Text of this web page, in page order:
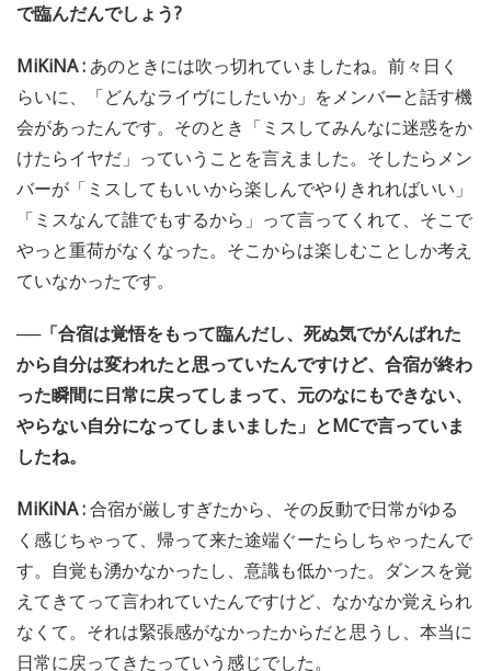
で臨んだんでしょう?
MiKiNA : あのときには吹っ切れていましたね。前々日く
らいに、「どんなライヴにしたいか」をメンバーと話す機
会があったんです。そのとき「ミスしてみんなに迷惑をか
けたらイヤだ」っていうことを言えました。そしたらメン
バーが「ミスしてもいいから楽しんでやりきれればいい」
「ミスなんて誰でもするから」って言ってくれて、そこで
やっと重荷がなくなった。そこからは楽しむことしか考え
ていなかったです。
──「合宿は覚悟をもって臨んだし、死ぬ気でがんばれた
から自分は変われたと思っていたんですけど、合宿が終わ
った瞬間に日常に戻ってしまって、元のなにもできない、
やらない自分になってしまいました」とMCで言っていま
したね。
MiKiNA :合宿が厳しすぎたから、その反動で日常がゆる
く感じちゃって、帰って来た途端ぐーたらしちゃったんで
す。自覚も湧かなかったし、意識も低かった。ダンスを覚
えてきてって言われていたんですけど、なかなか覚えられ
なくて。それは緊張感がなかったからだと思うし、本当に
日常に戻ってきたっていう感じでした。